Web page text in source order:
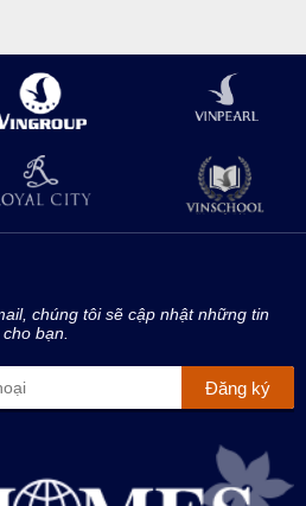
chúng tôi sẽ cập nhật những tin
bạn.